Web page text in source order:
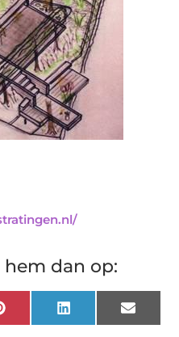
hem dan op:
PinterestLinkedInEmail